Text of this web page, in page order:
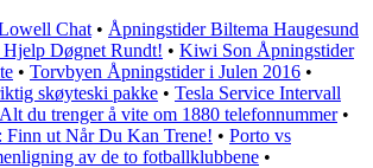
Chat • Åpningstider Biltema Haugesund
Hjelp Døgnet Rundt! • Kiwi Son Åpningstider
• Torvbyen Åpningstider i Julen 2016 •
skøyteski pakke • Tesla Service Intervall
Alt du trenger å vite om 1880 telefonnummer•
Finn ut Når Du Kan Trene! • Porto vs
av de to fotballklubbene •